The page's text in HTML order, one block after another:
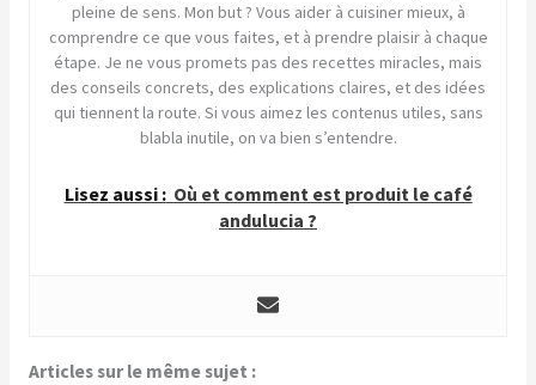
pleine de sens. Mon but ? Vous aider à cuisiner mieux, à
comprendre ce que vous faites, et à prendre plaisir à chaque
étape. Je ne vous promets pas des recettes miracles, mais
des conseils concrets, des explications claires, et des idées
qui tiennent la route. Si vous aimez les contenus utiles, sans
blabla inutile, on va bien s’entendre.
Lisez aussi : Où et comment est produit le café
andulucia ?
Articles sur le même sujet :